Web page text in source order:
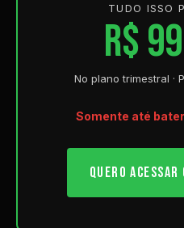
TUDO ISSO
R$
No plano trimestral ·
Somente até
QUERO